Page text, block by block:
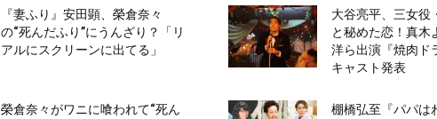
『妻ふり』安田顕、榮倉奈々
の“死んだふり”にうんざり？「リ
アルにスクリーンに出てる」
大谷亮平、三女役
と秘めた恋！真木
洋ら出演『焼肉ド
キャスト発表
榮倉奈々がワニに喰われて“死ん
棚橋弘至『パパは